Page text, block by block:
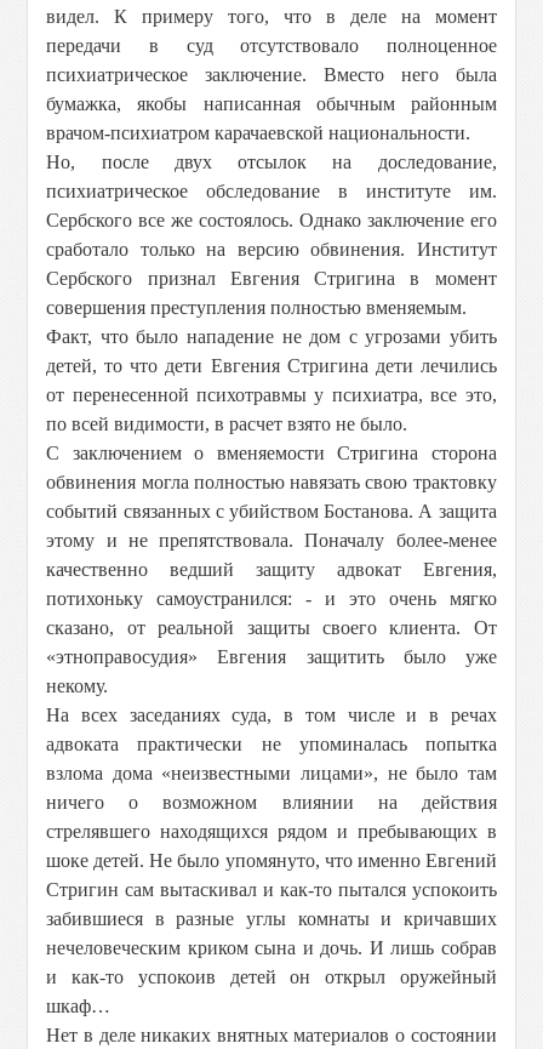
видел. К примеру того, что в деле на момент
передачи в суд отсутствовало полноценное
психиатрическое заключение. Вместо него была
бумажка, якобы написанная обычным районным
врачом-психиатром карачаевской национальности.
Но, после двух отсылок на доследование,
психиатрическое обследование в институте им.
Сербского все же состоялось. Однако заключение его
сработало только на версию обвинения. Институт
Сербского признал Евгения Стригина в момент
совершения преступления полностью вменяемым.
Факт, что было нападение не дом с угрозами убить
детей, то что дети Евгения Стригина дети лечились
от перенесенной психотравмы у психиатра, все это,
по всей видимости, в расчет взято не было.
С заключением о вменяемости Стригина сторона
обвинения могла полностью навязать свою трактовку
событий связанных с убийством Бостанова. А защита
этому и не препятствовала. Поначалу более-менее
качественно ведший защиту адвокат Евгения,
потихоньку самоустранился: - и это очень мягко
сказано, от реальной защиты своего клиента. От
«этноправосудия» Евгения защитить было уже
некому.
На всех заседаниях суда, в том числе и в речах
адвоката практически не упоминалась попытка
взлома дома «неизвестными лицами», не было там
ничего о возможном влиянии на действия
стрелявшего находящихся рядом и пребывающих в
шоке детей. Не было упомянуто, что именно Евгений
Стригин сам вытаскивал и как-то пытался успокоить
забившиеся в разные углы комнаты и кричавших
нечеловеческим криком сына и дочь. И лишь собрав
и как-то успокоив детей он открыл оружейный
шкаф…
Нет в деле никаких внятных материалов о состоянии